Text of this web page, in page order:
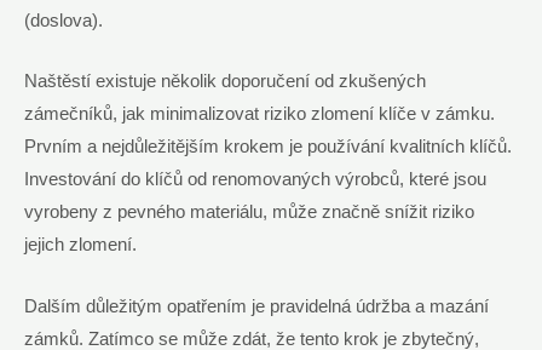
(doslova).
Naštěstí existuje několik doporučení od zkušených
zámečníků, jak minimalizovat riziko zlomení klíče v zámku.
Prvním a nejdůležitějším krokem je používání kvalitních klíčů.
Investování do klíčů od renomovaných výrobců, které jsou
vyrobeny z pevného materiálu, může značně snížit riziko
jejich zlomení.
Dalším důležitým opatřením je pravidelná údržba a mazání
zámků. Zatímco se může zdát, že tento krok je zbytečný,